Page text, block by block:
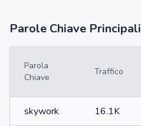
Parole Chiave Principali
Parola
Chiave
Traffico
skywork 16.1K